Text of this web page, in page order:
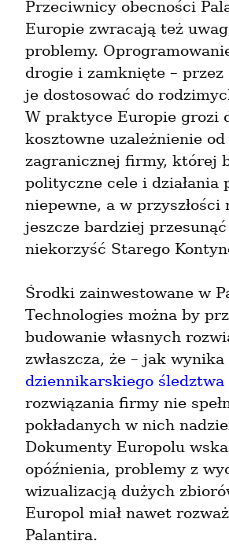
Przeciwnicy obecności
Europie zwracają też
problemy.
drogie i zamknięte –
je dostosować do
W praktyce Europie grozi
kosztowne uzależnienie
zagranicznej firmy, której
polityczne cele i działania
niepewne, a w przyszłości
jeszcze bardziej
niekorzyść Starego
Środki zainwestowane w
Technologies można by
budowanie własnych
dziennikarskiego śledztwa
rozwiązania firmy nie
pokładanych w nich
Dokumenty Europolu
opóźnienia, problemy z
wizualizacją dużych
Europol miał nawet
Palantira.